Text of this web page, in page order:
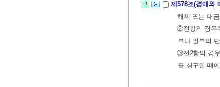
제578조(경매와
해제 또는 대
②전항의 경우
부나 일부의
③전2항의 경
를 청구한 때